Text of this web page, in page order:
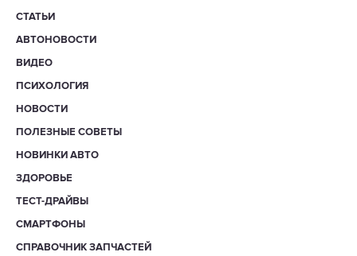
СТАТЬИ
АВТОНОВОСТИ
ВИДЕО
ПСИХОЛОГИЯ
НОВОСТИ
ПОЛЕЗНЫЕ СОВЕТЫ
НОВИНКИ АВТО
ЗДОРОВЬЕ
ТЕСТ-ДРАЙВЫ
СМАРТФОНЫ
СПРАВОЧНИК ЗАПЧАСТЕЙ